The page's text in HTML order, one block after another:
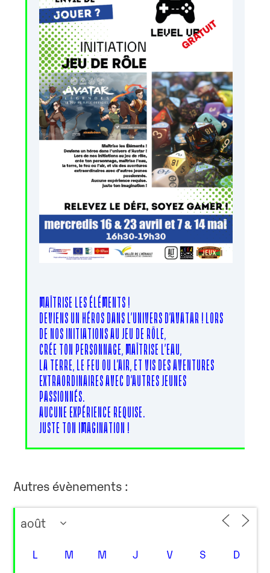
MAÎTRISE LES ÉLÉMENTS !
DEVIENS UN HÉROS DANS L’UNIVERS D’AVATAR ! LORS
DE NOS INITIATIONS AU JEU DE RÔLE,
CRÉE TON PERSONNAGE, MAÎTRISE L’EAU,
LA TERRE, LE FEU OU L’AIR, ET VIS DES AVENTURES
EXTRAORDINAIRES AVEC D’AUTRES JEUNES
PASSIONNÉS.
AUCUNE EXPÉRIENCE REQUISE.
JUSTE TON IMAGINATION !
Autres évènements :
L M M J V S D